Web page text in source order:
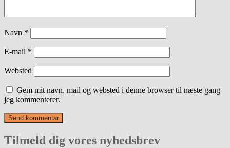
Navn *
E-mail *
Websted
Gem mit navn, mail og websted i denne browser til næste gang
jeg kommenterer.
Tilmeld dig vores nyhedsbrev